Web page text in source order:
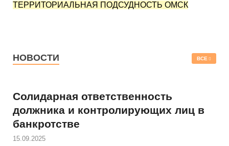
ТЕРРИТОРИАЛЬНАЯ ПОДСУДНОСТЬ ОМСК
НОВОСТИ ВСЕ
Солидарная ответственность
должника и контролирующих лиц в
банкротстве
15.09.2025